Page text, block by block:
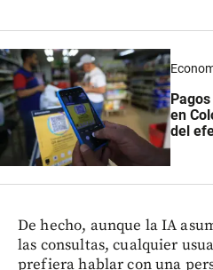
en
del
De hecho, aunque la IA
las consultas, cualquier
prefiera hablar con una